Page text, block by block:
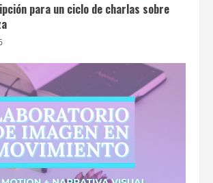
para un ciclo de charlas sobre